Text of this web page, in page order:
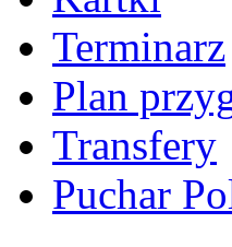
Terminarz
Plan
Transfery
Puchar